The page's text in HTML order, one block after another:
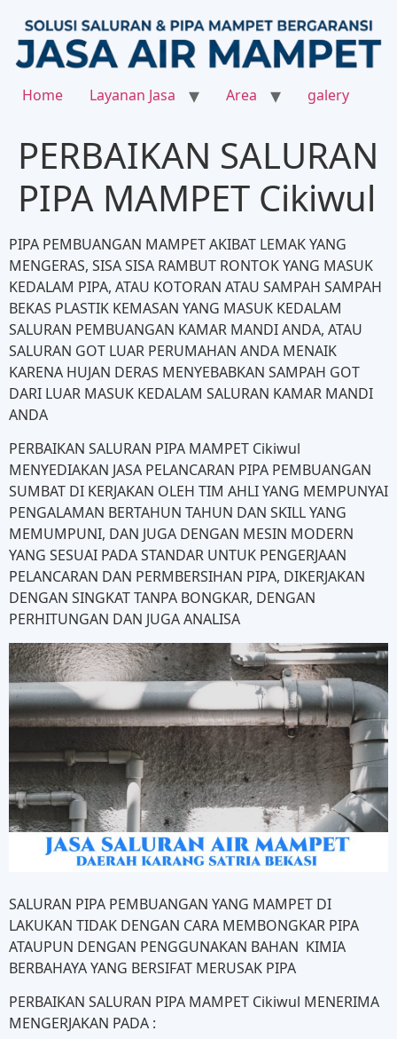
Home Layanan Jasa Area galery
PERBAIKAN SALURAN
PIPA MAMPET Cikiwul
PIPA PEMBUANGAN MAMPET AKIBAT LEMAK YANG
MENGERAS, SISA SISA RAMBUT RONTOK YANG MASUK
KEDALAM PIPA, ATAU KOTORAN ATAU SAMPAH SAMPAH
BEKAS PLASTIK KEMASAN YANG MASUK KEDALAM
SALURAN PEMBUANGAN KAMAR MANDI ANDA, ATAU
SALURAN GOT LUAR PERUMAHAN ANDA MENAIK
KARENA HUJAN DERAS MENYEBABKAN SAMPAH GOT
DARI LUAR MASUK KEDALAM SALURAN KAMAR MANDI
ANDA
PERBAIKAN SALURAN PIPA MAMPET Cikiwul
MENYEDIAKAN JASA PELANCARAN PIPA PEMBUANGAN
SUMBAT DI KERJAKAN OLEH TIM AHLI YANG MEMPUNYAI
PENGALAMAN BERTAHUN TAHUN DAN SKILL YANG
MEMUMPUNI, DAN JUGA DENGAN MESIN MODERN
YANG SESUAI PADA STANDAR UNTUK PENGERJAAN
PELANCARAN DAN PERMBERSIHAN PIPA, DIKERJAKAN
DENGAN SINGKAT TANPA BONGKAR, DENGAN
PERHITUNGAN DAN JUGA ANALISA
SALURAN PIPA PEMBUANGAN YANG MAMPET DI
LAKUKAN TIDAK DENGAN CARA MEMBONGKAR PIPA
ATAUPUN DENGAN PENGGUNAKAN BAHAN KIMIA
BERBAHAYA YANG BERSIFAT MERUSAK PIPA
PERBAIKAN SALURAN PIPA MAMPET Cikiwul MENERIMA
MENGERJAKAN PADA :